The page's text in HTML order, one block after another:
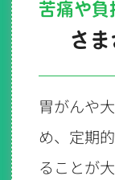
苦痛や負
さ
胃がんや
め、定期
ることが